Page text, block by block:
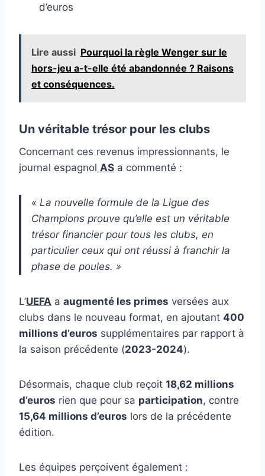
d’euros
Lire aussi Pourquoi la règle Wenger sur le
hors-jeu a-t-elle été abandonnée ? Raisons
et conséquences.
Un véritable trésor pour les clubs
Concernant ces revenus impressionnants, le
journal espagnol AS a commenté :
« La nouvelle formule de la Ligue des
Champions prouve qu’elle est un véritable
trésor financier pour tous les clubs, en
particulier ceux qui ont réussi à franchir la
phase de poules. »
L’UEFA a augmenté les primes versées aux
clubs dans le nouveau format, en ajoutant 400
millions d’euros supplémentaires par rapport à
la saison précédente (2023-2024).
Désormais, chaque club reçoit 18,62 millions
d’euros rien que pour sa participation, contre
15,64 millions d’euros lors de la précédente
édition.
Les équipes perçoivent également :